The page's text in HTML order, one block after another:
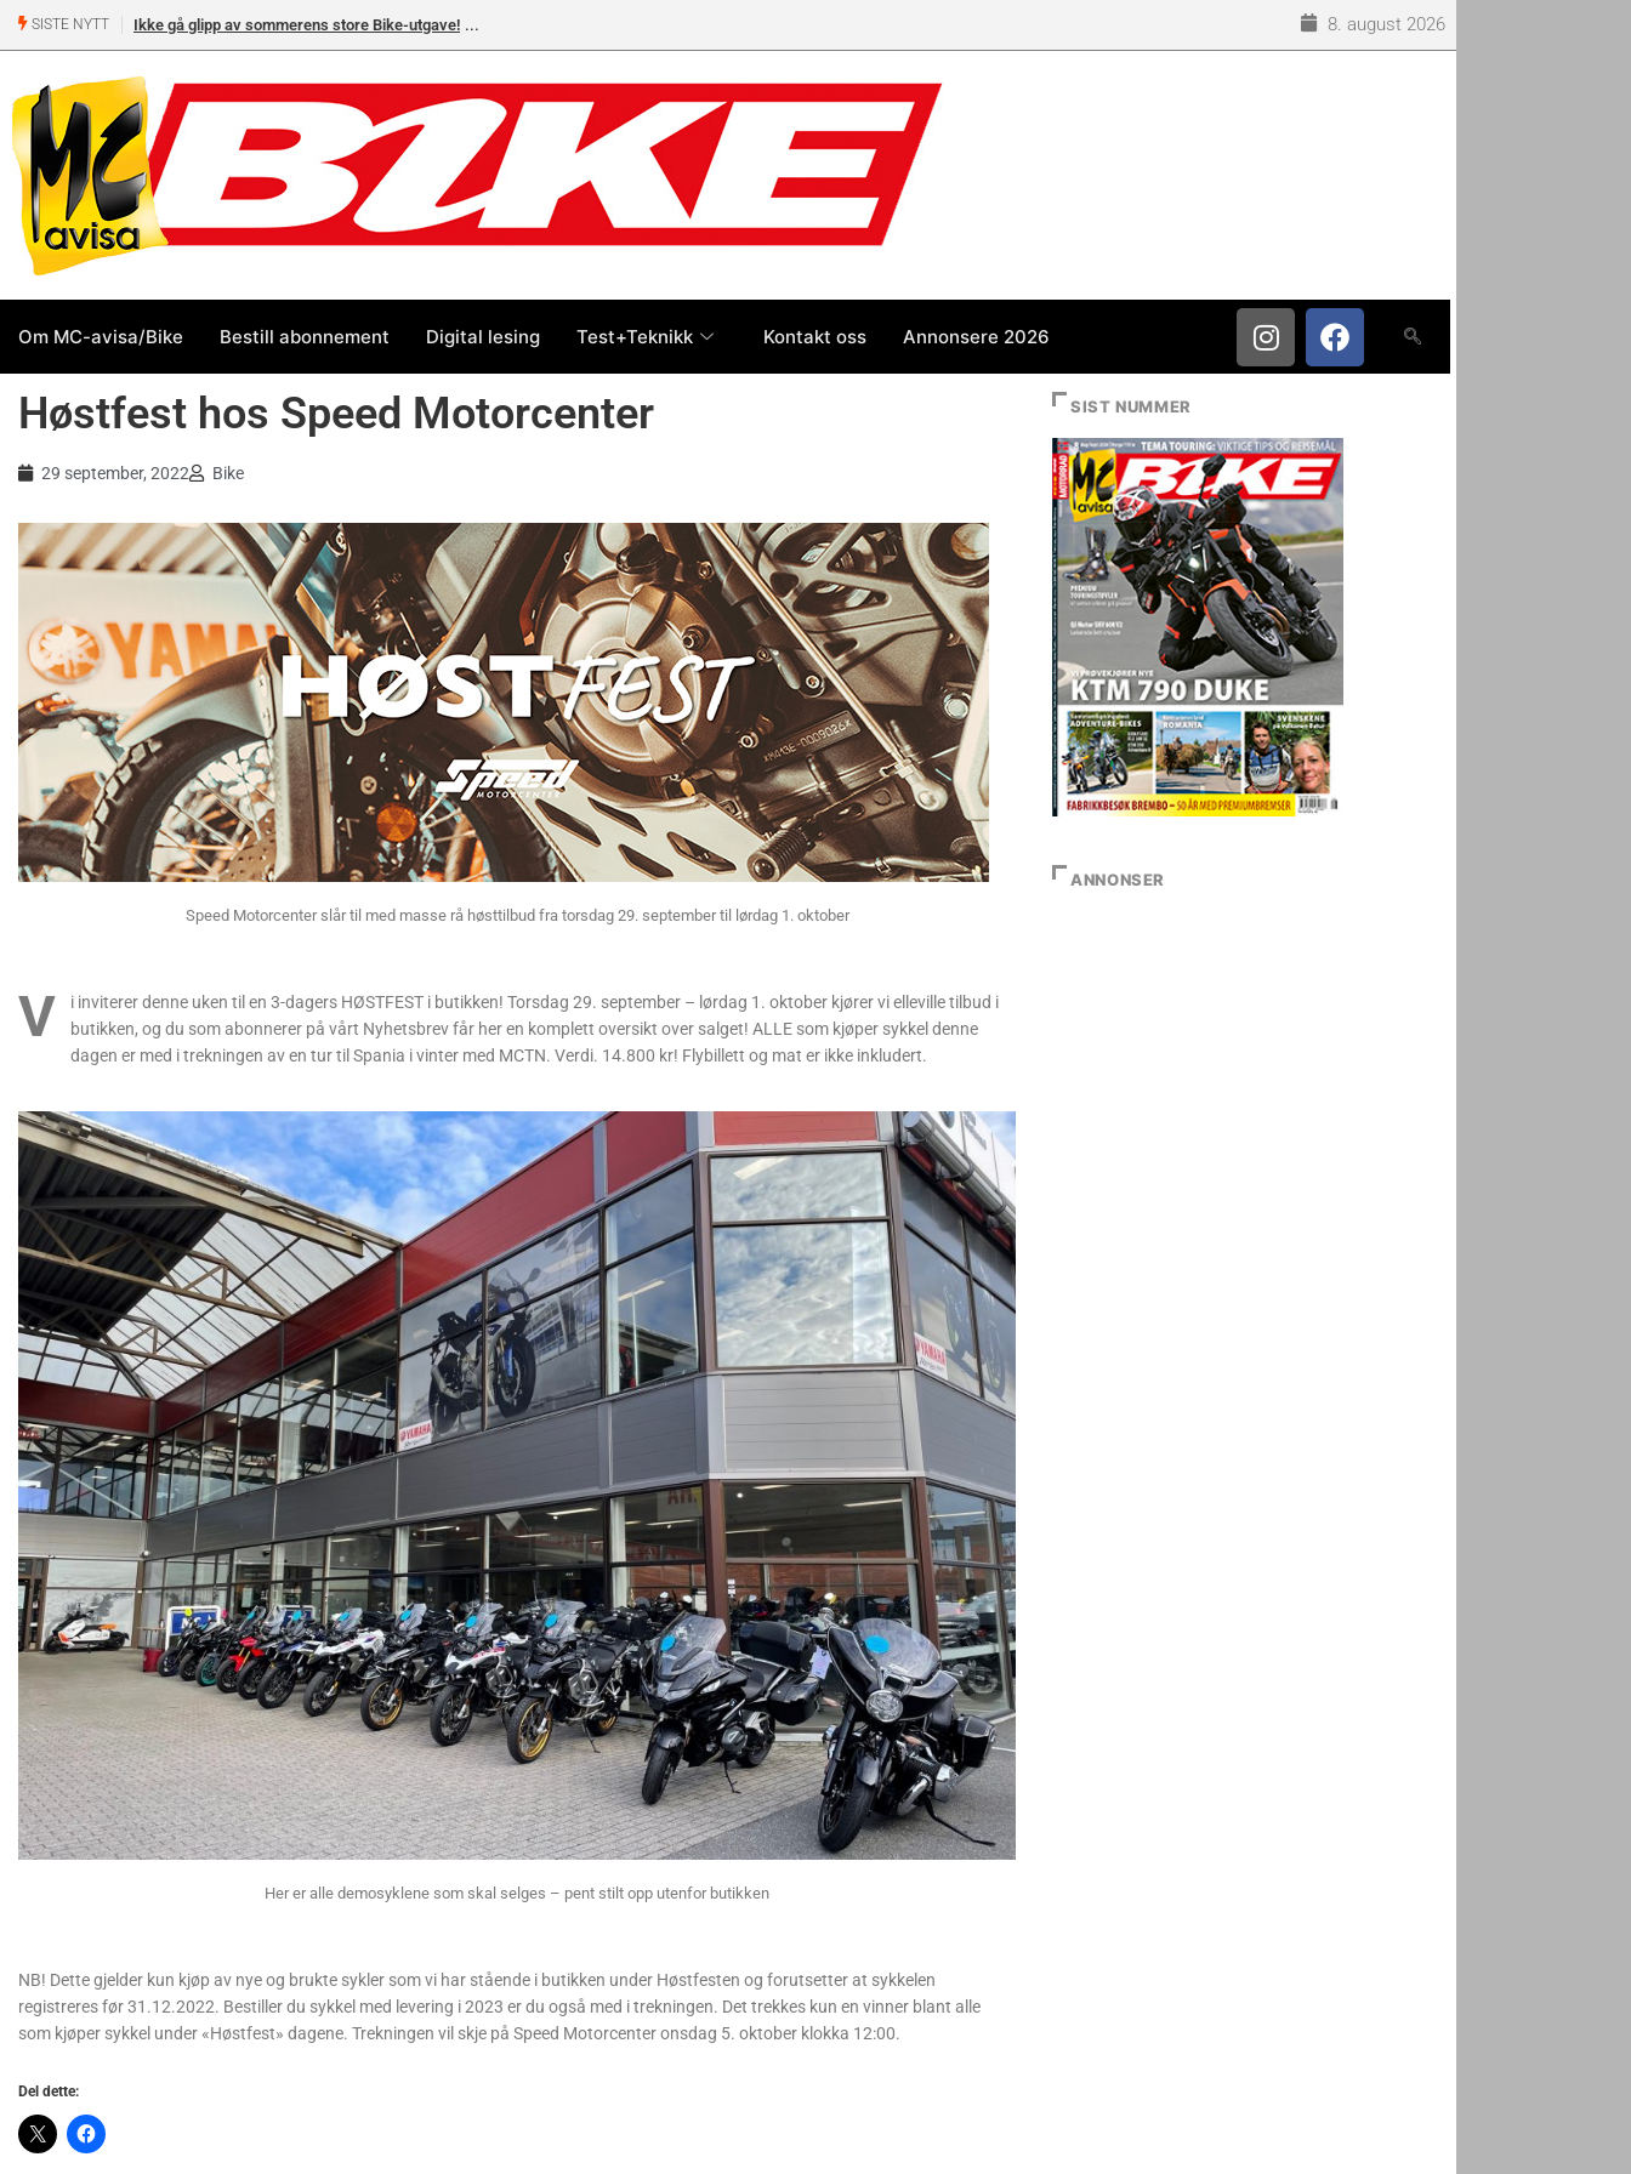
SISTE NYTT Ikke gå glipp av sommerens store Bike-utgave!
Yamaha og BMW
8. august 2026
Om MC-avisa/Bike Bestill abonnement Digital lesing Test+Teknikk Kontakt oss Annonsere 2026
Høstfest hos Speed Motorcenter
29 september, 2022 Bike
Speed Motorcenter slår til med masse rå høsttilbud fra torsdag 29. september til lørdag 1. oktober
V
i inviterer denne uken til en 3-dagers HØSTFEST i butikken! Torsdag 29. september – lørdag 1. oktober kjører vi elleville tilbud i
butikken, og du som abonnerer på vårt Nyhetsbrev får her en komplett oversikt over salget! ALLE som kjøper sykkel denne
dagen er med i trekningen av en tur til Spania i vinter med MCTN. Verdi. 14.800 kr! Flybillett og mat er ikke inkludert.
Her er alle demosyklene som skal selges – pent stilt opp utenfor butikken
NB! Dette gjelder kun kjøp av nye og brukte sykler som vi har stående i butikken under Høstfesten og forutsetter at sykkelen
registreres før 31.12.2022. Bestiller du sykkel med levering i 2023 er du også med i trekningen. Det trekkes kun en vinner blant alle
som kjøper sykkel under «Høstfest» dagene. Trekningen vil skje på Speed Motorcenter onsdag 5. oktober klokka 12:00.
Del dette:
SIST NUMMER
ANNONSER